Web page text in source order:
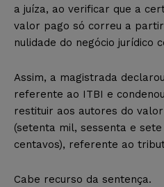
a juíza, ao verificar que a
valor pago só correu a
nulidade do negócio jurídico
Assim, a magistrada
referente ao ITBI e
restituir aos autores do valor
(setenta mil, sessenta e
centavos), referente ao
Cabe recurso da sentença.